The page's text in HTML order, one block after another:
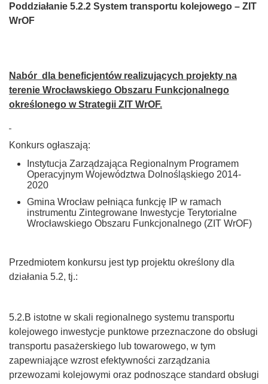
Poddziałanie 5.2.2 System transportu kolejowego – ZIT
WrOF
Nabór dla beneficjentów realizujących projekty na
terenie Wrocławskiego Obszaru Funkcjonalnego
określonego w Strategii ZIT WrOF.
Konkurs ogłaszają:
Instytucja Zarządzająca Regionalnym Programem
Operacyjnym Województwa Dolnośląskiego 2014-
2020
Gmina Wrocław pełniąca funkcję IP w ramach
instrumentu Zintegrowane Inwestycje Terytorialne
Wrocławskiego Obszaru Funkcjonalnego (ZIT WrOF)
Przedmiotem konkursu jest typ projektu określony dla
działania 5.2, tj.:
5.2.B istotne w skali regionalnego systemu transportu
kolejowego inwestycje punktowe przeznaczone do obsługi
transportu pasażerskiego lub towarowego, w tym
zapewniające wzrost efektywności zarządzania
przewozami kolejowymi oraz podnoszące standard obsługi